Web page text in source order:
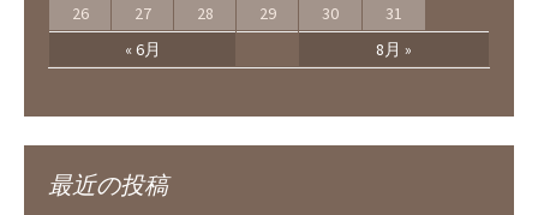
« 6月 8月 »
26
27 28 29 30 31
最近の投稿